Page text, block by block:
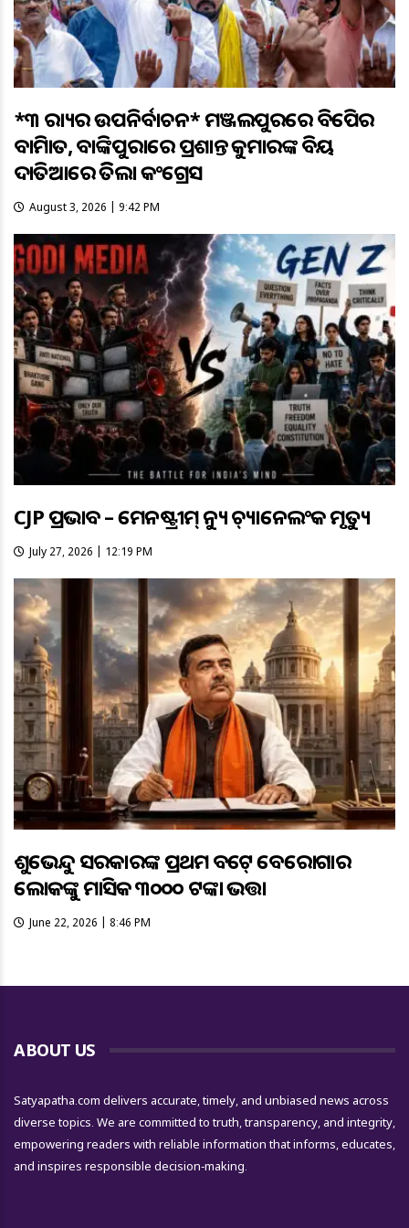
*୩ ରାଜ୍ୟର ଉପନିର୍ବାଚନ* ମଞ୍ଜଲପୁରରେ ବିଜେପିର
ବାଜିମାତ, ବାଙ୍କିପୁରାରେ ପ୍ରଶାନ୍ତ କୁମାରଙ୍କ ବିଜୟ
ଦାତିଆରେ ଜିତିଲା କଂଗ୍ରେସ
August 3, 2026 | 9:42 PM
CJP ପ୍ରଭାବ – ମେନଷ୍ଟ୍ରୀମ୍ ନ୍ୟୁଜ୍ ଚ୍ୟାନେଲଂକ ମୃତ୍ୟୁ
July 27, 2026 | 12:19 PM
ଶୁଭେନ୍ଦୁ ସରକାରଙ୍କ ପ୍ରଥମ ବଜେଟ୍ ବେରୋଜଗାର
ଲୋକଙ୍କୁ ମାସିକ ୩୦୦୦ ଟଙ୍କା ଭତ୍ତା
June 22, 2026 | 8:46 PM
ABOUT US
Satyapatha.com delivers accurate, timely, and unbiased news across
diverse topics. We are committed to truth, transparency, and integrity,
empowering readers with reliable information that informs, educates,
and inspires responsible decision-making.